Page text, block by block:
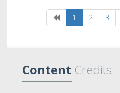
1 2 3
Content Credits